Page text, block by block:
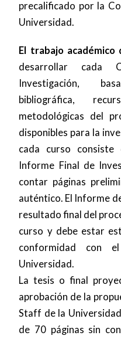
precalificado por la
Universidad.
El trabajo
desarrollar cada
Investigación,
bibliográfica,
metodológicas del
disponibles para la
cada curso
Informe Final de
contar páginas
auténtico. El Informe
resultado final del
curso y debe estar
conformidad con
Universidad.
La tesis o final
aprobación de la
Staff de la
de 70 páginas sin